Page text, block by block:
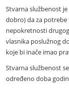
Stvarna službenost
dobro) da za
nepokretnosti
vlasnika poslužnog
koje bi inače imao
Stvarna službenost
određeno doba